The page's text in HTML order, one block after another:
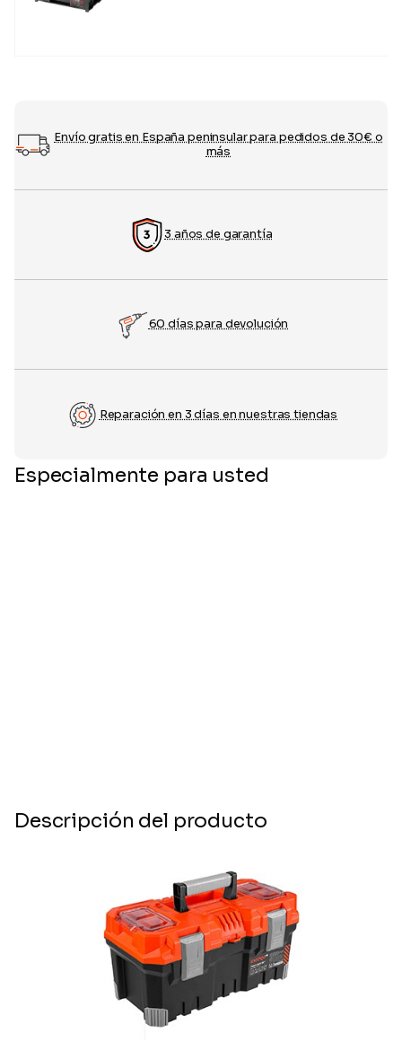
Envío gratis en España peninsular para pedidos de 30€ o
más
3 años de garantía
60 días para devolución
Reparación en 3 días en nuestras tiendas
Especialmente para usted
Descripción del producto